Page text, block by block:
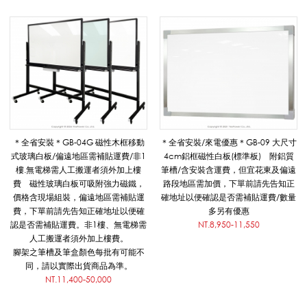
導
覽
用
品
＊全省安裝＊GB-04G 磁性木框移動
式玻璃白板/偏遠地區需補貼運費/非1
樓.無電梯需人工搬運者須外加上樓
費 磁性玻璃白板可吸附強力磁鐵，
價格含現場組裝，偏遠地區需補貼運
費，下單前請先告知正確地址以便確
認是否需補貼運費。非1樓、無電梯需
人工搬運者須外加上樓費。
腳架之筆槽及筆盒顏色每批有可能不
同，請以實際出貨商品為準。
NT.11,400-50,000
＊全省安裝/來電優惠＊GB-09 大尺寸
4cm鋁框磁性白板(標準板) 附鋁質
筆槽/含安裝含運費，但宜花東及偏遠
路段地區需加價，下單前請先告知正
確地址以便確認是否需補貼運費/數量
多另有優惠
NT.8,950-11,550